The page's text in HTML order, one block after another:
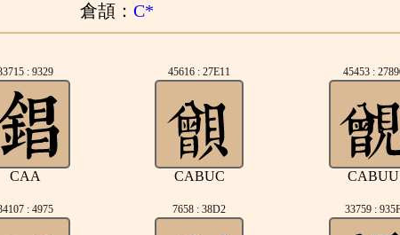
倉頡： C*
: 9329
CAA
45616 : 27E11
CABUC
45453 :
CABUU
: 4975 7658 : 38D2 33759 :